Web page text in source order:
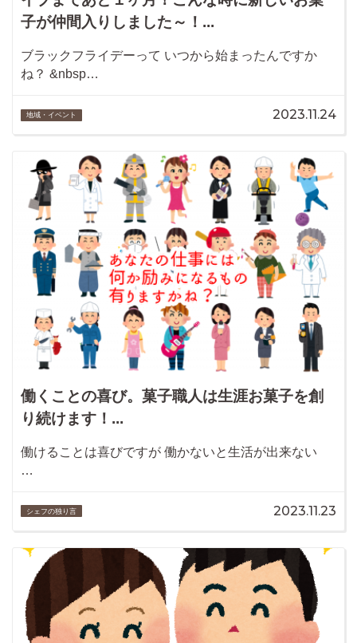
子が仲間入りしました～！...
ブラックフライデーって いつから始まったんですか
ね？ &nbsp…
地域・イベント 2023.11.24
働くことの喜び。菓子職人は生涯お菓子を創
り続けます！...
働けることは喜びですが 働かないと生活が出来ない
…
シェフの独り言 2023.11.23